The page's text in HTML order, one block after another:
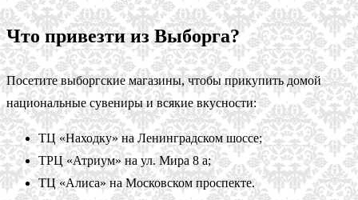
Что привезти из Выборга?
Посетите выборгские магазины, чтобы прикупить домой
национальные сувениры и всякие вкусности:
ТЦ «Находку» на Ленинградском шоссе;
ТРЦ «Атриум» на ул. Мира 8 а;
ТЦ «Алиса» на Московском проспекте.